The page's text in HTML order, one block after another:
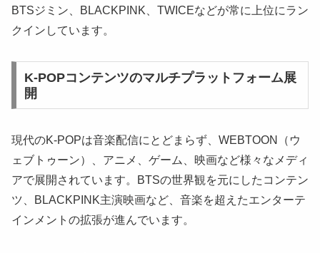
BTSジミン、BLACKPINK、TWICEなどが常に上位にラン
クインしています。
K-POPコンテンツのマルチプラットフォーム展
開
現代のK-POPは音楽配信にとどまらず、WEBTOON（ウ
ェブトゥーン）、アニメ、ゲーム、映画など様々なメディ
アで展開されています。BTSの世界観を元にしたコンテン
ツ、BLACKPINK主演映画など、音楽を超えたエンターテ
インメントの拡張が進んでいます。